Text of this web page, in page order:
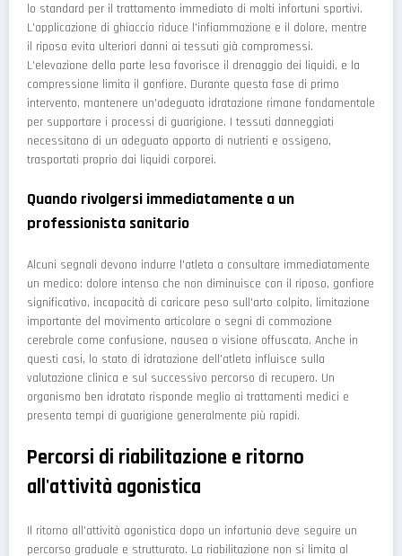
lo standard per il trattamento immediato di molti infortuni sportivi.
L'applicazione di ghiaccio riduce l'infiammazione e il dolore, mentre
il riposo evita ulteriori danni ai tessuti già compromessi.
L'elevazione della parte lesa favorisce il drenaggio dei liquidi, e la
compressione limita il gonfiore. Durante questa fase di primo
intervento, mantenere un'adeguata idratazione rimane fondamentale
per supportare i processi di guarigione. I tessuti danneggiati
necessitano di un adeguato apporto di nutrienti e ossigeno,
trasportati proprio dai liquidi corporei.
Quando rivolgersi immediatamente a un
professionista sanitario
Alcuni segnali devono indurre l'atleta a consultare immediatamente
un medico: dolore intenso che non diminuisce con il riposo, gonfiore
significativo, incapacità di caricare peso sull'arto colpito, limitazione
importante del movimento articolare o segni di commozione
cerebrale come confusione, nausea o visione offuscata. Anche in
questi casi, lo stato di idratazione dell'atleta influisce sulla
valutazione clinica e sul successivo percorso di recupero. Un
organismo ben idratato risponde meglio ai trattamenti medici e
presenta tempi di guarigione generalmente più rapidi.
Percorsi di riabilitazione e ritorno
all'attività agonistica
Il ritorno all'attività agonistica dopo un infortunio deve seguire un
percorso graduale e strutturato. La riabilitazione non si limita al